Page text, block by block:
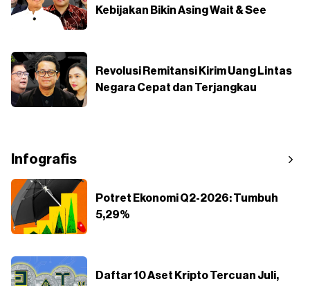
Kebijakan Bikin Asing Wait & See
Revolusi Remitansi Kirim Uang Lintas
Negara Cepat dan Terjangkau
Infografis
Potret Ekonomi Q2-2026: Tumbuh
5,29%
Daftar 10 Aset Kripto Tercuan Juli,